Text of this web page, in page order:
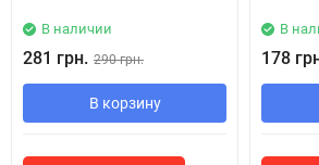
В наличии
281 грн. 290 грн.
В корзину
В
178